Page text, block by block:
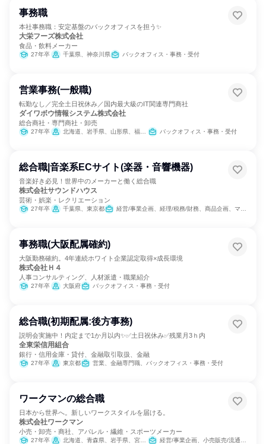
事務職
本社事務職：安定基盤のバックオフィスを担う✨
大栄フーズ株式会社
食品・飲料メーカー
27年卒 千葉県、神奈川県 バックオフィス・事務・受付
営業事務(一般職)
転勤なし／完全土日祝休み／国内最大級のIT関連専門商社
ダイワボウ情報システム株式会社
総合商社・専門商社・卸売
27年卒 北海道、岩手県、山形県、福島県、群馬県、千葉県、東京都、福井県、岐阜県、静岡県、愛知県、広島県、山口県、高知県、熊本県、宮崎県、鹿児島県、沖縄県 バックオフィス・事務・受付
総合職|音楽系ECサイト(楽器・音響機器)
音楽好き必見！世界中のメーカーと働く総合職
株式会社サウンドハウス
芸術・娯楽・レクリエーション
27年卒 千葉県、東京都 経営/事業企画、経理/税務/財務、商品企画、マーケティング・広告・宣伝、カスタマーサポート/コールセンター、IT
事務職(大阪配属確約)
大阪勤務確約。4年連続ホワイト企業認定取得×成長環境
株式会社Ｈ４
人事コンサルティング、人材派遣・職業紹介
27年卒 大阪府 バックオフィス・事務・受付
総合職(初期配属:後方事務)
説明会実施中！内定まで1か月以内✨✅土日祝休み✅残業月3ｈ内
全東栄信用組合
銀行・信用金庫・貸付、金融取引取扱、金融
27年卒 東京都 営業、金融専門職、バックオフィス・事務・受付
ワークマンの総合職
日本から世界へ。新しいワークスタイルを届ける。
株式会社ワークマン
小売・卸売・商社、アパレル・繊維・スポーツメーカー
27年卒 北海道、青森県、岩手県、宮城県、秋田県、山形県、福島県、茨城県、栃木県、群馬県、埼玉県、千葉県、東京都、神奈川県、新潟県、富山県、石川県、福井県、山梨県、長野県、岐阜県、静岡県、愛知県、三重県、滋賀県、京都府、大阪府、兵庫県、奈良県、和歌山県、鳥取県、島根県、岡山県、広島県、山口県、徳島県、香川県、愛媛県、高知県、福岡県、佐賀県、長崎県、熊本県、大分県、宮崎県、鹿児島県、沖縄県 経営/事業企画、小売販売/流通、人事、広報/IR、商品企画、マーケティング・広告・宣伝